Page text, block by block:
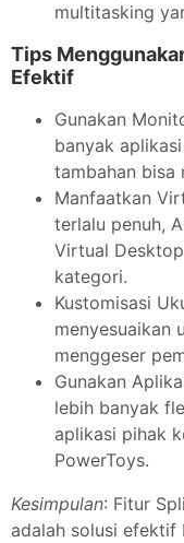
multitasking
Tips
Efektif
Gunakan
banyak
tambahan bisa
Manfaatkan
terlalu penuh,
Virtual
kategori.
Kustomisasi
menyesuaikan
menggeser
Gunakan
lebih banyak
aplikasi pihak
PowerToys.
Kesimpulan: Fitur
adalah solusi efektif